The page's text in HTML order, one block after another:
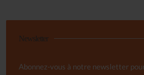
Newsletter
Abonnez-vous à notre newsletter